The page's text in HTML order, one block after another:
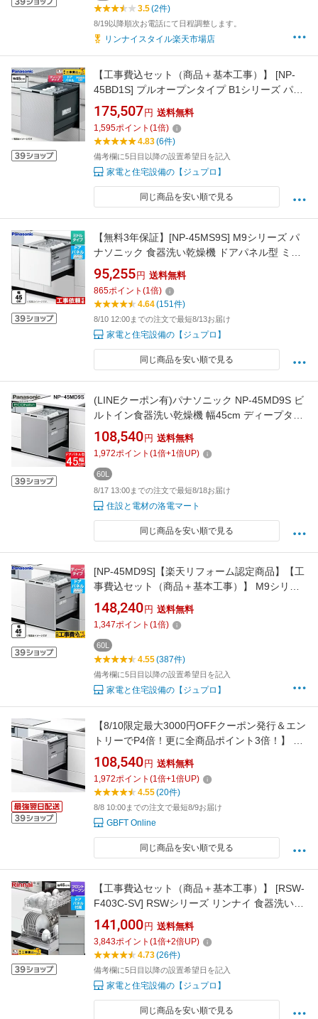
3.5(2件)
8/19以降順次お電話にて日程調整します。
リンナイスタイル楽天市場店
【工事費込セット（商品＋基本工事）】 [NP-
45BD1S] プルオープンタイプ B1シリーズ パナ
ソニック 食器洗い乾燥機 ドアパネル型 ディー
プタイプ シルバー 【楽天リフォーム認定商
品】工事費込み 【クーポン有★2026/8/17迄】
175,507 円 送料無料
1,595ポイント (1倍)
4.83(6件)
備考欄に5日目以降の設置希望日を記入
家電と住宅設備の【ジュプロ】
同じ商品を安い順で見る
【無料3年保証】[NP-45MS9S] M9シリーズ パ
ナソニック 食器洗い乾燥機 ドアパネル型 ミド
ルタイプ 約5人分（40点） 運転コース：6コー
ス(低温・標準・強力・スピーディ・予約・乾
燥) シルバー 【送料無料】
95,255 円 送料無料
865ポイント (1倍)
4.64(151件)
8/10 12:00までの注文で最短8/13お届け
家電と住宅設備の【ジュプロ】
同じ商品を安い順で見る
(LINEクーポン有)パナソニック NP-45MD9S ビ
ルトイン食器洗い乾燥機 幅45cm ディープタイ
プ ドアパネル型 6人分 シルバー 食洗機 (パネル
別売) M9シリーズ 食器洗い機 食洗器 深型 AIエ
コナビ Panasonic
108,540 円 送料無料
1,972ポイント (1倍+1倍UP)
60L
8/17 13:00までの注文で最短8/18お届け
住設と電材の洛電マート
同じ商品を安い順で見る
[NP-45MD9S]【楽天リフォーム認定商品】【工
事費込セット（商品＋基本工事）】 M9シリー
ズ パナソニック 食器洗い乾燥機 ドアパネル型
ディープタイプ シルバー 【クーポン有
★2026/8/17迄】
148,240 円 送料無料
1,347ポイント (1倍)
60L
4.55(387件)
備考欄に5日目以降の設置希望日を記入
家電と住宅設備の【ジュプロ】
【8/10限定最大3000円OFFクーポン発行＆エン
トリーでP4倍！更に全商品ポイント3倍！】 パ
ナソニック ビルトイン食器洗い乾燥機 ディー
プタイプ シルバー NP-45MD9S
108,540 円 送料無料
1,972ポイント (1倍+1倍UP)
4.55(20件)
8/8 10:00までの注文で最短8/9お届け
GBFT Online
同じ商品を安い順で見る
【工事費込セット（商品＋基本工事）】 [RSW-
F403C-SV] RSWシリーズ リンナイ 食器洗い乾
燥機 ドアパネルタイプ ディープタイプ グレー
(光沢) 化粧パネル付属 【楽天リフォーム認定商
品】 【クーポン有★2026/8/17迄】
141,000 円 送料無料
3,843ポイント (1倍+2倍UP)
4.73(26件)
備考欄に5日目以降の設置希望日を記入
家電と住宅設備の【ジュプロ】
同じ商品を安い順で見る